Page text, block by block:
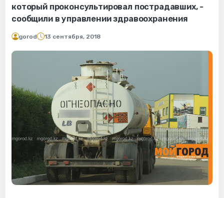
который проконсультировал пострадавших, -
сообщили в управлении здравоохранения
gorod 13 сентября, 2018